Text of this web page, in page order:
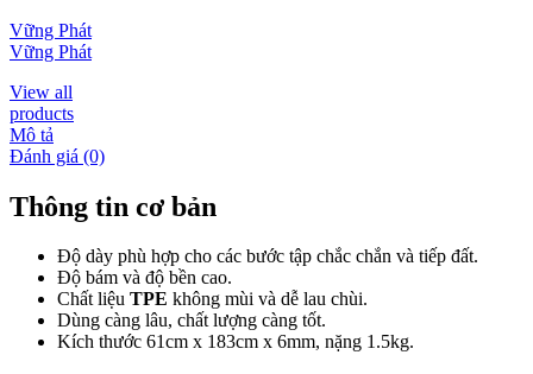
Vững Phát
Vững Phát
View all
products
Mô tả
Đánh giá (0)
Thông tin cơ bản
Độ dày phù hợp cho các bước tập chắc chắn và tiếp đất.
Độ bám và độ bền cao.
Chất liệu TPE không mùi và dễ lau chùi.
Dùng càng lâu, chất lượng càng tốt.
Kích thước 61cm x 183cm x 6mm, nặng 1.5kg.